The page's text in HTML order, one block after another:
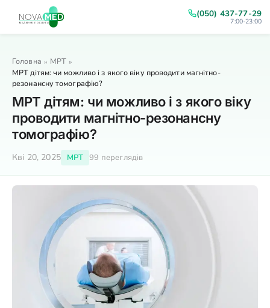
(050) 437-77-29
7:00-23:00
Головна » МРТ »
МРТ дітям: чи можливо і з якого віку проводити магнітно-
резонансну томографію?
МРТ дітям: чи можливо і з якого віку
проводити магнітно-резонансну
томографію?
Кві 20, 2025 МРТ 99 переглядів